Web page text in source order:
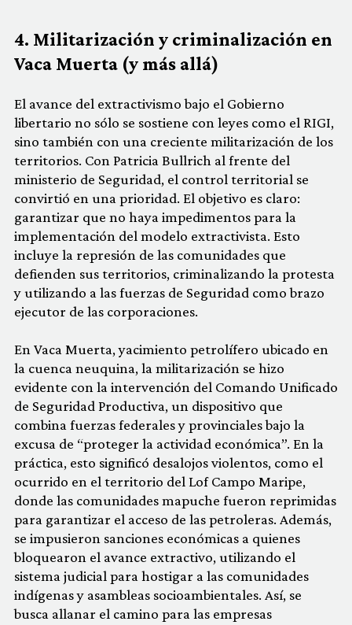
4. Militarización y criminalización en
Vaca Muerta (y más allá)
El avance del extractivismo bajo el Gobierno
libertario no sólo se sostiene con leyes como el RIGI,
sino también con una creciente militarización de los
territorios. Con Patricia Bullrich al frente del
ministerio de Seguridad, el control territorial se
convirtió en una prioridad. El objetivo es claro:
garantizar que no haya impedimentos para la
implementación del modelo extractivista. Esto
incluye la represión de las comunidades que
defienden sus territorios, criminalizando la protesta
y utilizando a las fuerzas de Seguridad como brazo
ejecutor de las corporaciones.
En Vaca Muerta, yacimiento petrolífero ubicado en
la cuenca neuquina, la militarización se hizo
evidente con la intervención del Comando Unificado
de Seguridad Productiva, un dispositivo que
combina fuerzas federales y provinciales bajo la
excusa de “proteger la actividad económica”. En la
práctica, esto significó desalojos violentos, como el
ocurrido en el territorio del Lof Campo Maripe,
donde las comunidades mapuche fueron reprimidas
para garantizar el acceso de las petroleras. Además,
se impusieron sanciones económicas a quienes
bloquearon el avance extractivo, utilizando el
sistema judicial para hostigar a las comunidades
indígenas y asambleas socioambientales. Así, se
busca allanar el camino para las empresas